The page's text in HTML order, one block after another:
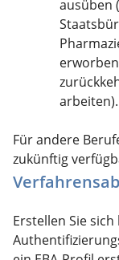
ausüben
arbeiten).
Für andere
zukünftig
Erstellen Sie